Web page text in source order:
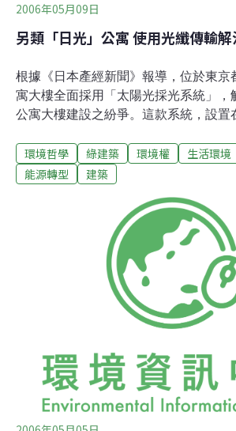
2006年05月09日
另類「日光」公寓 使用光纖傳輸
根據《日本產經新聞》報導，位於東京
寓大樓全面採用「太陽光採光系統」，
公寓大樓建設之紛爭。這款系統，設置
有害的紫外線後，照進室內。 這款太陽
是為了節省能源，由舊通產省（現為經
售。採太陽光系統協議辦公室表示，約
設施以及房屋住宅使用。然而由於價格
很少用於解決日照權紛爭。而這次全體
統，堪稱首例。 該公寓大樓為14層樓
側預計建設12層樓的全新公寓大樓，屆
中，將會有29戶幾乎一整天都無法曬到
「確保日照權」的對策。經過一連串的
台幣）；建商
環境哲學 綠建築 環境權 生活環境
能源轉型
建築